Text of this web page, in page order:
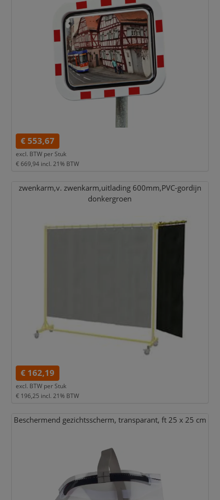
€ 553,67
excl. BTW per Stuk
€ 669,94 incl. 21% BTW
zwenkarm,v. zwenkarm,uitlading 600mm,PVC-gordijn
donkergroen
€ 162,19
excl. BTW per Stuk
€ 196,25 incl. 21% BTW
Beschermend gezichtsscherm, transparant, ft 25 x 25 cm